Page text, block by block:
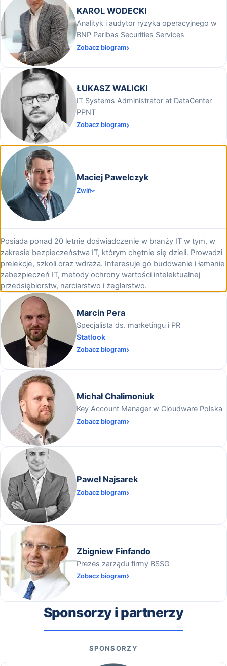
KAROL WODECKI
Analityk i audytor ryzyka operacyjnego w
BNP Paribas Securities Services
Zobacz biogram
ŁUKASZ WALICKI
IT Systems Administrator at DataCenter
PPNT
Zobacz biogram
Maciej Pawelczyk
Zwiń
Posiada ponad 20 letnie doświadczenie w branży IT w tym, w
zakresie bezpieczeństwa IT, którym chętnie się dzieli. Prowadzi
prelekcje, szkoli oraz wdraża. Interesuje go budowanie i łamanie
zabezpieczeń IT, metody ochrony wartości intelektualnej
przedsiębiorstw, narciarstwo i żeglarstwo.
Marcin Pera
Specjalista ds. marketingu i PR
Statlook
Zobacz biogram
Michał Chalimoniuk
Key Account Manager w Cloudware Polska
Zobacz biogram
Paweł Najsarek
Zobacz biogram
Zbigniew Finfando
Prezes zarządu firmy BSSG
Zobacz biogram
Sponsorzy i partnerzy
SPONSORZY